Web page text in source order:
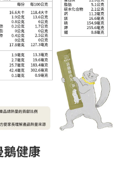
鵝健康